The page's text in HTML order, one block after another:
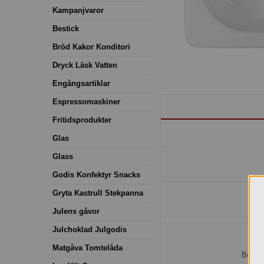
Kampanjvaror
Bestick
Bröd Kakor Konditori
Dryck Läsk Vatten
Engångsartiklar
Espressomaskiner
Fritidsprodukter
Glas
Glass
Godis Konfektyr Snacks
Gryta Kastrull Stekpanna
Julens gåvor
Julchoklad Julgodis
Matgåva Tomtelåda